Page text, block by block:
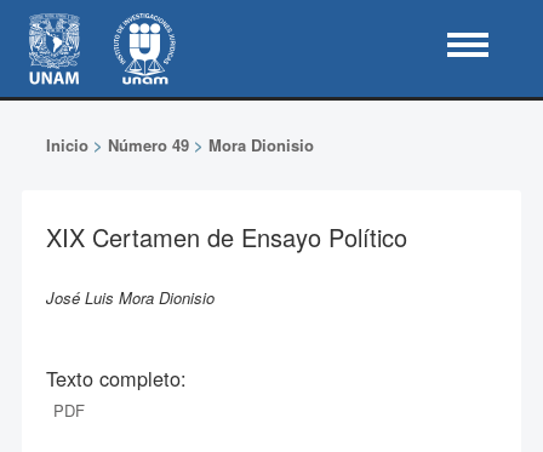
Inicio> Número 49> Mora Dionisio
XIX Certamen de Ensayo Político
José Luis Mora Dionisio
Texto completo:
PDF